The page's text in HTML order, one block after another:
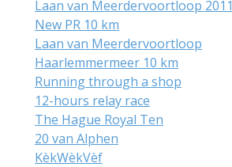
Laan van Meerdervoortloop 2011
New PR 10 km
Laan van Meerdervoortloop
Haarlemmermeer 10 km
Running through a shop
12-hours relay race
The Hague Royal Ten
20 van Alphen
KèkWèkVèf